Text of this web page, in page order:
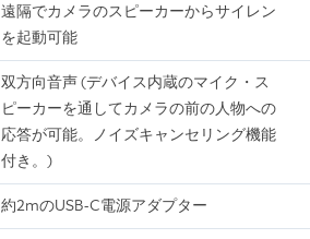
遠隔でカメラのスピーカーからサイレン
を起動可能
双方向音声 (デバイス内蔵のマイク・ス
ピーカーを通してカメラの前の人物への
応答が可能。ノイズキャンセリング機能
付き。)
約2mのUSB-C電源アダプター